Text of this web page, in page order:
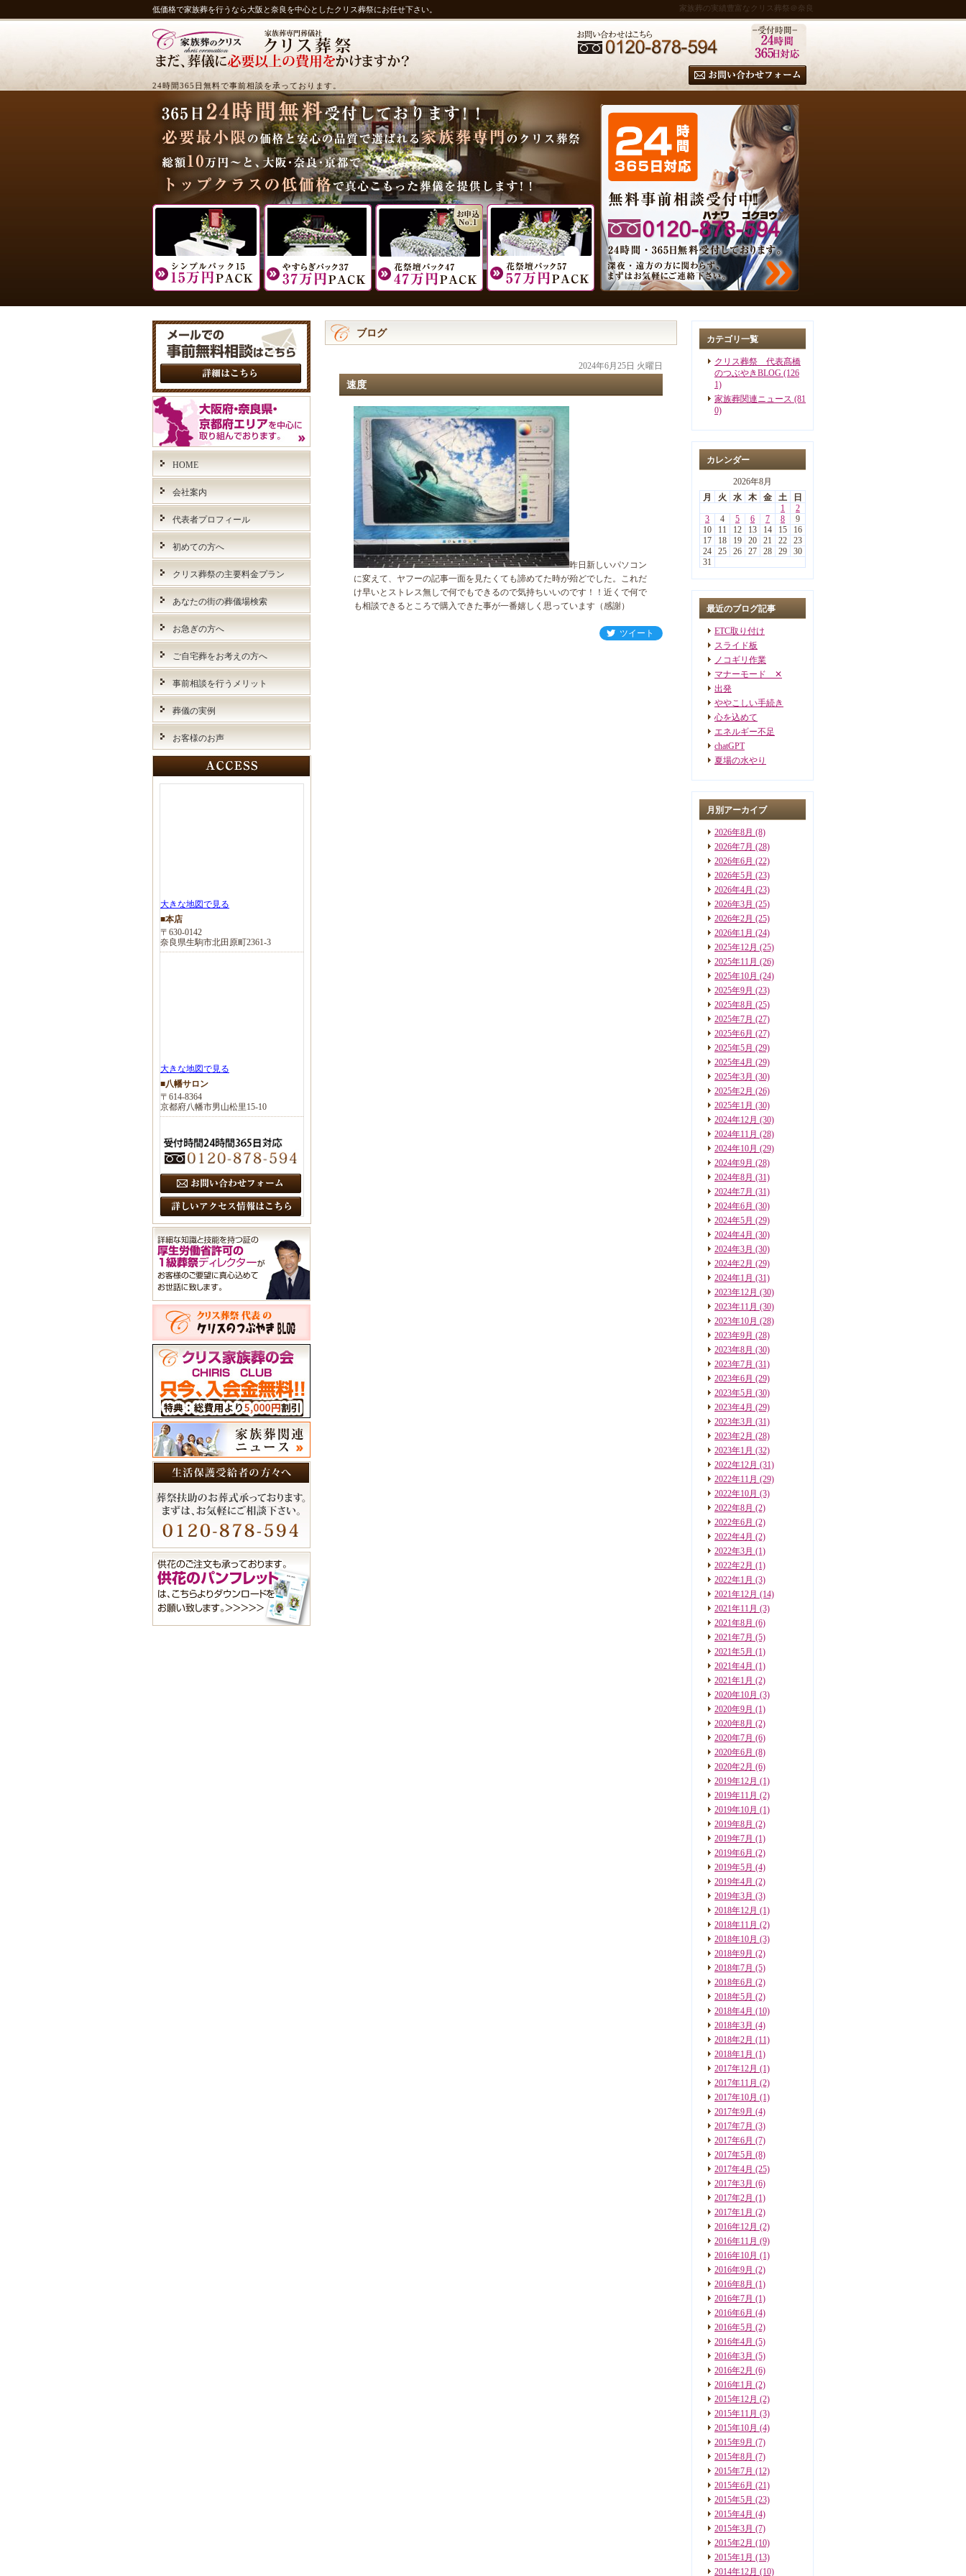
低価格で家族葬を行うなら大阪と奈良を中心としたクリス葬祭にお任せ下さい。 家族葬の実績豊富なクリス葬祭＠奈良
24時間365日無料で事前相談を承っております。
ブログ
2024年6月25日 火曜日
速度
昨日新しいパソコン
に変えて、ヤフーの記事一面を見たくても諦めてた時が殆どでした。これだ
け早いとストレス無しで何でもできるので気持ちいいのです！！近くで何で
も相談できるところで購入できた事が一番嬉しく思っています（感謝）
ツイート
カテゴリ一覧
クリス葬祭 代表髙橋
のつぶやきBLOG (126
1)
家族葬関連ニュース (81
0)
カレンダー
2026年8月
月
火 水 木 金 土
日
1
2
3
4 5 6 7 8
9
10
11 12 13 14 15
16
17
18 19 20 21 22
23
24
25 26 27 28 29
30
31
最近のブログ記事
ETC取り付け
スライド板
ノコギリ作業
マナーモード ✕
出発
ややこしい手続き
心を込めて
エネルギー不足
chatGPT
夏場の水やり
月別アーカイブ
2026年8月 (8)
2026年7月 (28)
2026年6月 (22)
2026年5月 (23)
2026年4月 (23)
2026年3月 (25)
2026年2月 (25)
2026年1月 (24)
2025年12月 (25)
2025年11月 (26)
2025年10月 (24)
2025年9月 (23)
2025年8月 (25)
2025年7月 (27)
2025年6月 (27)
2025年5月 (29)
2025年4月 (29)
2025年3月 (30)
2025年2月 (26)
2025年1月 (30)
2024年12月 (30)
2024年11月 (28)
2024年10月 (29)
2024年9月 (28)
2024年8月 (31)
2024年7月 (31)
2024年6月 (30)
2024年5月 (29)
2024年4月 (30)
2024年3月 (30)
2024年2月 (29)
2024年1月 (31)
2023年12月 (30)
2023年11月 (30)
2023年10月 (28)
2023年9月 (28)
2023年8月 (30)
2023年7月 (31)
2023年6月 (29)
2023年5月 (30)
2023年4月 (29)
2023年3月 (31)
2023年2月 (28)
2023年1月 (32)
2022年12月 (31)
2022年11月 (29)
2022年10月 (3)
2022年8月 (2)
2022年6月 (2)
2022年4月 (2)
2022年3月 (1)
2022年2月 (1)
2022年1月 (3)
2021年12月 (14)
2021年11月 (3)
2021年8月 (6)
2021年7月 (5)
2021年5月 (1)
2021年4月 (1)
2021年1月 (2)
2020年10月 (3)
2020年9月 (1)
2020年8月 (2)
2020年7月 (6)
2020年6月 (8)
2020年2月 (6)
2019年12月 (1)
2019年11月 (2)
2019年10月 (1)
2019年8月 (2)
2019年7月 (1)
2019年6月 (2)
2019年5月 (4)
2019年4月 (2)
2019年3月 (3)
2018年12月 (1)
2018年11月 (2)
2018年10月 (3)
2018年9月 (2)
2018年7月 (5)
2018年6月 (2)
2018年5月 (2)
2018年4月 (10)
2018年3月 (4)
2018年2月 (11)
2018年1月 (1)
2017年12月 (1)
2017年11月 (2)
2017年10月 (1)
2017年9月 (4)
2017年7月 (3)
2017年6月 (7)
2017年5月 (8)
2017年4月 (25)
2017年3月 (6)
2017年2月 (1)
2017年1月 (2)
2016年12月 (2)
2016年11月 (9)
2016年10月 (1)
2016年9月 (2)
2016年8月 (1)
2016年7月 (1)
2016年6月 (4)
2016年5月 (2)
2016年4月 (5)
2016年3月 (5)
2016年2月 (6)
2016年1月 (2)
2015年12月 (2)
2015年11月 (3)
2015年10月 (4)
2015年9月 (7)
2015年8月 (7)
2015年7月 (12)
2015年6月 (21)
2015年5月 (23)
2015年4月 (4)
2015年3月 (7)
2015年2月 (10)
2015年1月 (13)
2014年12月 (10)
HOME
会社案内
代表者プロフィール
初めての方へ
クリス葬祭の主要料金プラン
あなたの街の葬儀場検索
お急ぎの方へ
ご自宅葬をお考えの方へ
事前相談を行うメリット
葬儀の実例
お客様のお声
大きな地図で見る
■本店
〒630-0142
奈良県生駒市北田原町2361-3
大きな地図で見る
■八幡サロン
〒614-8364
京都府八幡市男山松里15-10